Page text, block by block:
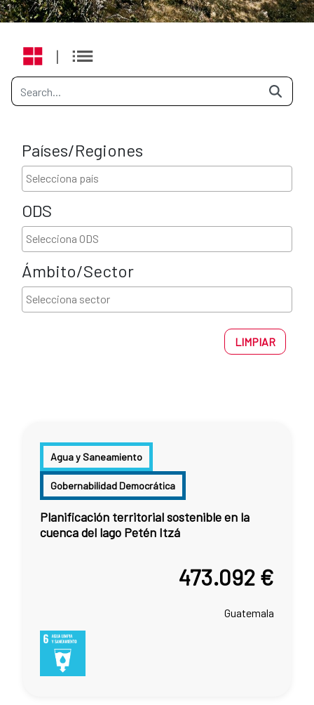
|
Países/Regiones
ODS
Ámbito/Sector
LIMPIAR
Agua y Saneamiento
Gobernabilidad Democrática
Planificación territorial sostenible en la
cuenca del lago Petén Itzá
473.092 €
Guatemala